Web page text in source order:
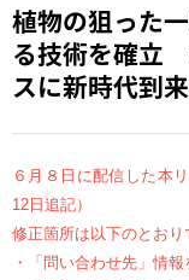
植物の狙った
る技術を確立
スに新時代到来
６月８日に配信した本
12日追記）
修正箇所は以下のとおり
・「問い合わせ先」情